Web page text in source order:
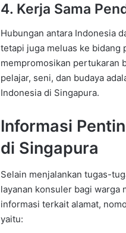
4. Kerja Sama
Hubungan antara Indonesia
tetapi juga meluas ke bidang
mempromosikan pertukaran
pelajar, seni, dan budaya
Indonesia di Singapura.
Informasi
di Singapura
Selain menjalankan tugas-
layanan konsuler bagi warga
informasi terkait alamat,
yaitu: